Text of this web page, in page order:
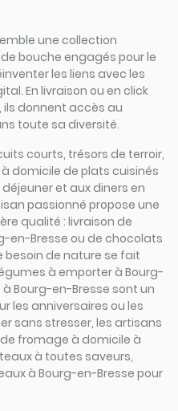
une collection
bouche engagés pour le
les liens avec les
En livraison ou en click
donnent accès au
toute sa diversité.
courts, trésors de terroir,
domicile de plats cuisinés
et aux diners en
passionné propose une
qualité : livraison de
en-Bresse ou de chocolats
besoin de nature se fait
à emporter à Bourg-
Bourg-en-Bresse sont un
les anniversaires ou les
sans stresser, les artisans
fromage à domicile à
à toutes saveurs,
à Bourg-en-Bresse pour